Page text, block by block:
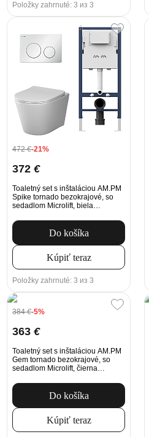
Položky zahrnuté: 3 из 3
472€-21%
372 €
Toaletný set s inštaláciou AM.PM
Spike tornado bezokrajové, so
sedadlom Microlift, biela
splachovanie
Do košíka
Kúpiť teraz
Položky zahrnuté: 3 из 3
384€-5%
363 €
Toaletný set s inštaláciou AM.PM
Gem tornado bezokrajové, so
sedadlom Microlift, čierna
splachovanie
Do košíka
Kúpiť teraz